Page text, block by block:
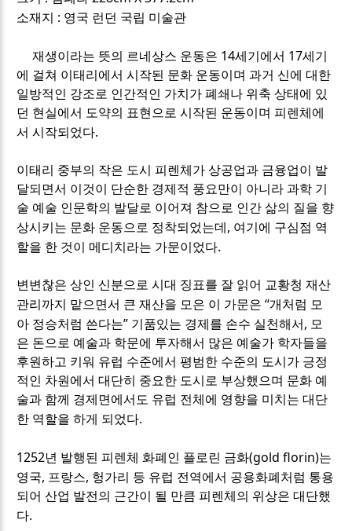
소재지 : 영국 런던 국립 미술관
재생이라는 뜻의 르네상스 운동은 14세기에서 17세기
에 걸쳐 이태리에서 시작된 문화 운동이며 과거 신에 대한
일방적인 강조로 인간적인 가치가 폐쇄나 위축 상태에 있
던 현실에서 도약의 표현으로 시작된 운동이며 피렌체에
서 시작되었다.
이태리 중부의 작은 도시 피렌체가 상공업과 금융업이 발
달되면서 이것이 단순한 경제적 풍요만이 아니라 과학 기
술 예술 인문학의 발달로 이어져 참으로 인간 삶의 질을 향
상시키는 문화 운동으로 정착되었는데 , 여기에 구심점 역
할을 한 것이 메디치라는 가문이었다.
변변찮은 상인 신분으로 시대 징표를 잘 읽어 교황청 재산
관리까지 맡으면서 큰 재산을 모은 이 가문은“개처럼 모
아 정승처럼 쓴다는” 기품있는 경제를 손수 실천해서 , 모
은 돈으로 예술과 학문에 투자해서 많은 예술가 학자들을
후원하고 키워 유럽 수준에서 평범한 수준의 도시가 긍정
적인 차원에서 대단히 중요한 도시로 부상했으며 문화 예
술과 함께 경제면에서도 유럽 전체에 영향을 미치는 대단
한 역할을 하게 되었다.
1252년 발행된 피렌체 화폐인 플로린 금화(gold florin)는
영국, 프랑스, 헝가리 등 유럽 전역에서 공용화폐처럼 통용
되어 산업 발전의 근간이 될 만큼 피렌체의 위상은 대단했
다.